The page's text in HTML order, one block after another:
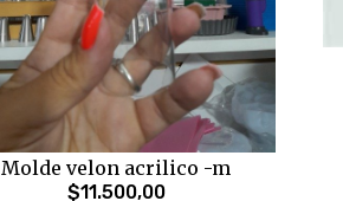
Molde velon acrilico -m
$11.500,00